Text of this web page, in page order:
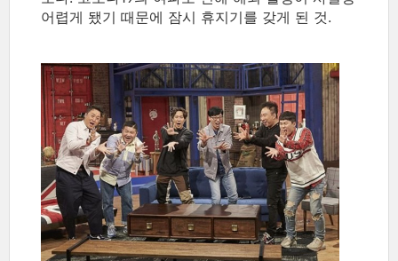
어렵게 됐기 때문에 잠시 휴지기를 갖게 된 것.